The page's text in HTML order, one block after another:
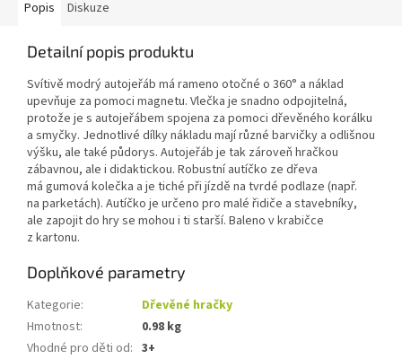
Popis Diskuze
Detailní popis produktu
Svítivě modrý autojeřáb má rameno otočné o 360° a náklad
upevňuje za pomoci magnetu. Vlečka je snadno odpojitelná,
protože je s autojeřábem spojena za pomoci dřevěného korálku
a smyčky. Jednotlivé dílky nákladu mají různé barvičky a odlišnou
výšku, ale také půdorys. Autojeřáb je tak zároveň hračkou
zábavnou, ale i didaktickou. Robustní autíčko ze dřeva
má gumová kolečka a je tiché při jízdě na tvrdé podlaze (např.
na parketách). Autíčko je určeno pro malé řidiče a stavebníky,
ale zapojit do hry se mohou i ti starší. Baleno v krabičce
z kartonu.
Doplňkové parametry
Kategorie:
Dřevěné hračky
Hmotnost:
0.98 kg
Vhodné pro děti od: 3+